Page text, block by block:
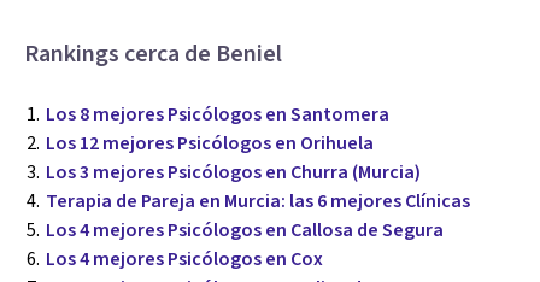
Rankings cerca de Beniel
Los 8 mejores Psicólogos en Santomera
Los 12 mejores Psicólogos en Orihuela
Los 3 mejores Psicólogos en Churra (Murcia)
Terapia de Pareja en Murcia: las 6 mejores Clínicas
Los 4 mejores Psicólogos en Callosa de Segura
Los 4 mejores Psicólogos en Cox